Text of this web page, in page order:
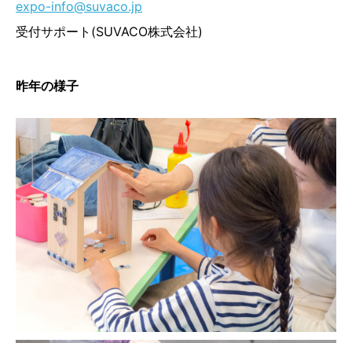
expo-info@suvaco.jp
受付サポート(SUVACO株式会社)
昨年の様子